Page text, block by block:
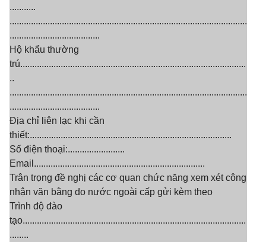
...........
....................................................................................................
......................................
Hộ khẩu thường
trú...............................................................................................
..
....................................................................................................
......................................
Địa chỉ liên lạc khi cần
thiết:.....................................................................................
Số điện thoại:........................
Email........................................................................
Trân trọng đề nghị các cơ quan chức năng xem xét công
nhận văn bằng do nước ngoài cấp gửi kèm theo
Trình độ đào
tạo..............................................................................................
........